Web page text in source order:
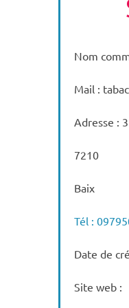
Nom
Mail :
Adresse :
7210
Baix
Tél :
Date de
Site web :